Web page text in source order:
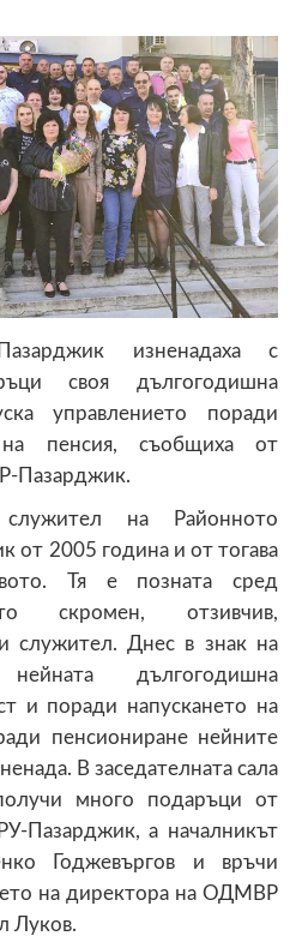
изненадаха с
своя дългогодишна
управлението поради
пенсия, съобщиха от
Пазарджик.
на Районното
от 2005 година и от тогава
Тя е позната сред
скромен, отзивчив,
служител. Днес в знак на
дългогодишна
и поради напускането на
пенсиониране нейните
В заседателната сала
много подаръци от
Пазарджик, а началникът
Годжевъргов и връчи
на директора на ОДМВР
Луков.